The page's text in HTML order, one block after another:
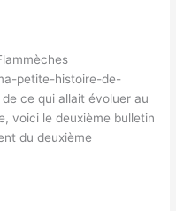
petite-histoire-de-
ce qui allait évoluer au
voici le deuxième bulletin
du deuxième